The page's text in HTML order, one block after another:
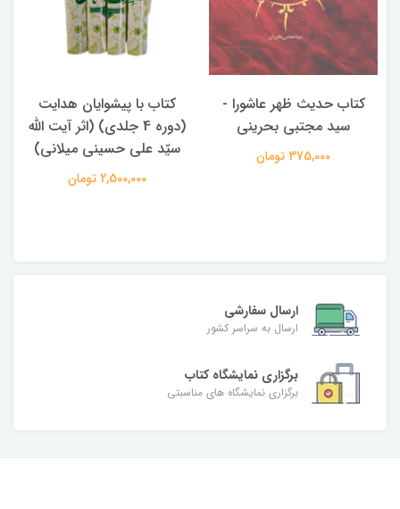
کتاب حدیث ظهر عاشورا -
سید مجتبی بحرینی
375,000 تومان
کتاب با پیشوایان هدایت
(دوره 4 جلدی) (اثر آیت الله
سیّد علی حسینی میلانی)
2,500,000 تومان
ارسال سفارشی
ارسال به سراسر کشور
برگزاری نمایشگاه کتاب
برگزاری نمایشگاه های مناسبتی